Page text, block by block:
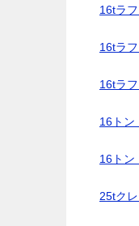
16tラ
16tラ
16tラ
16トン
16トン
25tク